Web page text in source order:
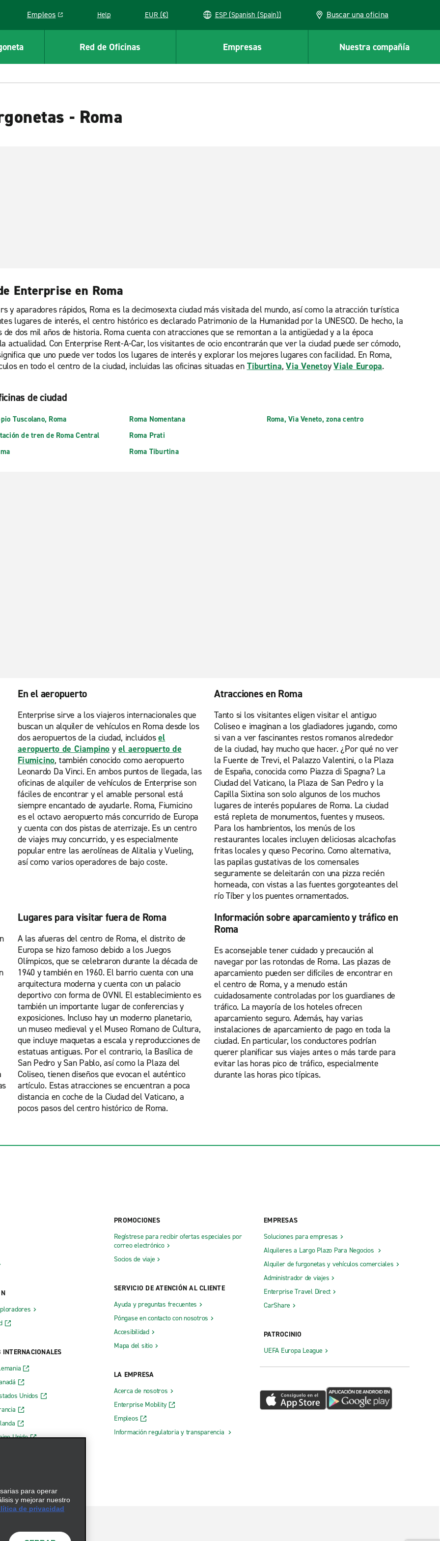
Empleos
Link opens in a new window
Help EUR (€) ESP (Spanish (Spain)) Buscar una oficina
Red de Oficinas Empresas Nuestra compañía
- Roma
Enterprise en Roma
y aparadores rápidos, Roma es la decimosexta ciudad más visitada del mundo, así como la atracción turística
lugares de interés, el centro histórico es declarado Patrimonio de la Humanidad por la UNESCO. De hecho, la
dos mil años de historia. Roma cuenta con atracciones que se remontan a la antigüedad y a la época
actualidad. Con Enterprise Rent-A-Car, los visitantes de ocio encontrarán que ver la ciudad puede ser cómodo,
que uno puede ver todos los lugares de interés y explorar los mejores lugares con facilidad. En Roma,
en todo el centro de la ciudad, incluidas las oficinas situadas en Tiburtina,Via VenetoyViale Europa.
de ciudad
Tuscolano, Roma
de tren de Roma Central
Roma Nomentana
Roma Prati
Roma Tiburtina
Roma, Via Veneto, zona centro
En el aeropuerto
Enterprise sirve a los viajeros internacionales que
buscan un alquiler de vehículos en Roma desde los
dos aeropuertos de la ciudad, incluidosel
aeropuerto de Ciampino y el aeropuerto de
Fiumicino, también conocido como aeropuerto
Leonardo Da Vinci. En ambos puntos de llegada, las
oficinas de alquiler de vehículos de Enterprise son
fáciles de encontrar y el amable personal está
siempre encantado de ayudarle. Roma, Fiumicino
es el octavo aeropuerto más concurrido de Europa
y cuenta con dos pistas de aterrizaje. Es un centro
de viajes muy concurrido, y es especialmente
popular entre las aerolíneas de Alitalia y Vueling,
así como varios operadores de bajo coste.
Atracciones en Roma
Tanto si los visitantes eligen visitar el antiguo
Coliseo e imaginan a los gladiadores jugando, como
si van a ver fascinantes restos romanos alrededor
de la ciudad, hay mucho que hacer. ¿Por qué no ver
la Fuente de Trevi, el Palazzo Valentini, o la Plaza
de España, conocida como Piazza di Spagna? La
Ciudad del Vaticano, la Plaza de San Pedro y la
Capilla Sixtina son solo algunos de los muchos
lugares de interés populares de Roma. La ciudad
está repleta de monumentos, fuentes y museos.
Para los hambrientos, los menús de los
restaurantes locales incluyen deliciosas alcachofas
fritas locales y queso Pecorino. Como alternativa,
las papilas gustativas de los comensales
seguramente se deleitarán con una pizza recién
horneada, con vistas a las fuentes gorgoteantes del
río Tíber y los puentes ornamentados.
Lugares para visitar fuera de Roma
A las afueras del centro de Roma, el distrito de
Europa se hizo famoso debido a los Juegos
Olímpicos, que se celebraron durante la década de
1940 y también en 1960. El barrio cuenta con una
arquitectura moderna y cuenta con un palacio
deportivo con forma de OVNI. El establecimiento es
también un importante lugar de conferencias y
exposiciones. Incluso hay un moderno planetario,
un museo medieval y el Museo Romano de Cultura,
que incluye maquetas a escala y reproducciones de
estatuas antiguas. Por el contrario, la Basílica de
San Pedro y San Pablo, así como la Plaza del
Coliseo, tienen diseños que evocan el auténtico
artículo. Estas atracciones se encuentran a poca
distancia en coche de la Ciudad del Vaticano, a
pocos pasos del centro histórico de Roma.
Información sobre aparcamiento y tráfico en
Roma
Es aconsejable tener cuidado y precaución al
navegar por las rotondas de Roma. Las plazas de
aparcamiento pueden ser difíciles de encontrar en
el centro de Roma, y a menudo están
cuidadosamente controladas por los guardianes de
tráfico. La mayoría de los hoteles ofrecen
aparcamiento seguro. Además, hay varias
instalaciones de aparcamiento de pago en toda la
ciudad. En particular, los conductores podrían
querer planificar sus viajes antes o más tarde para
evitar las horas pico de tráfico, especialmente
durante las horas pico típicas.
INTERNACIONALES
Unidos
Unido
PROMOCIONES
Regístrese para recibir ofertas especiales por
correo electrónico
Socios de viaje
SERVICIO DE ATENCIÓN AL CLIENTE
Ayuda y preguntas frecuentes
Póngase en contacto con nosotros
Accesibilidad
Mapa del sitio
LA EMPRESA
Acerca de nosotros
Enterprise Mobility
Empleos
Información regulatoria y transparencia
EMPRESAS
Soluciones para empresas
Alquileres a Largo Plazo Para Negocios
Alquiler de furgonetas y vehículos comerciales
Administrador de viajes
Enterprise Travel Direct
CarShare
PATROCINIO
UEFA Europa League
para operar
y mejorar nuestro
de privacidad